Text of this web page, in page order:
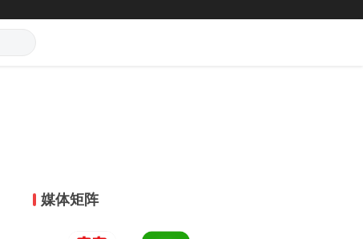
媒体矩阵